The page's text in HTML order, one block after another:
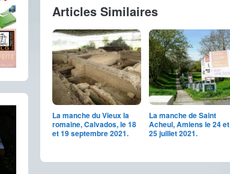
Articles Similaires
La manche du Vieux la
romaine, Calvados, le 18
et 19 septembre 2021.
La manche de Saint
Acheul, Amiens le 24 et
25 juillet 2021.